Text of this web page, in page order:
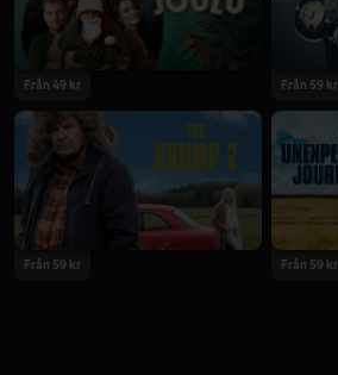
Från 49 kr Från 59 kr
Från 59 kr Från 59 kr